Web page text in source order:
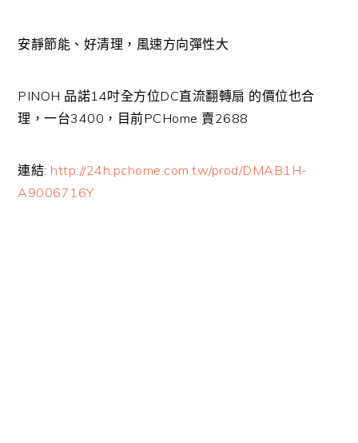
安靜節能、好清理，風速方向彈性大
PINOH 品諾14吋全方位DC直流翻轉扇 的價位也合
理，一台3400，目前PCHome 賣2688
連結: http://24h.pchome.com.tw/prod/DMAB1H-
A9006716Y